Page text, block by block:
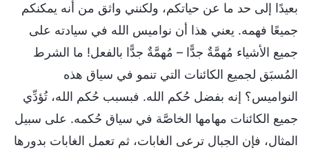
بعيدًا إلى حد ما عن حياتكم، ولكنني واثق من أنه يمكنكم
جميعًا فهمه. يعني هذا أن نواميس الله في سيادته على
جميع الأشياء مُهمَّةٌ جدًّا – مُهمَّةٌ جدًّا بالفعل! ما الشرط
المُسبَق لجميع الكائنات التي تنمو في سياق هذه
النواميس؟ إنه بفضل حُكم الله. فبسبب حُكم الله، تُؤدِّي
جميع الكائنات مهامها الخاصَّة في سياق حُكمه. على سبيل
المثال، فإن الجبال ترعى الغابات، ثم تعمل الغابات بدورها